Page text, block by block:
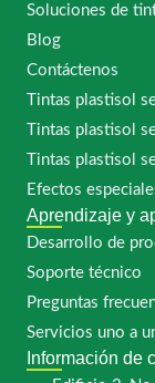
Soluciones de
Blog
Contáctenos
Tintas plastisol
Tintas plastisol
Tintas plastisol
Efectos
Aprendizaje y
Desarrollo de
Soporte técnico
Preguntas
Servicios uno a
Información de